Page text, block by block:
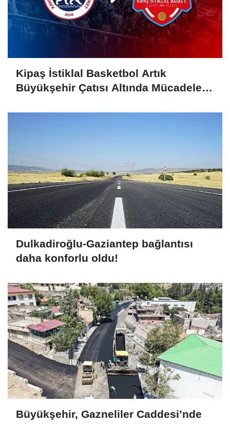
Kipaş İstiklal Basketbol Artık
Büyükşehir Çatısı Altında Mücadele
Dulkadiroğlu-Gaziantep bağlantısı
daha konforlu oldu!
Büyükşehir, Gazneliler Caddesi’nde